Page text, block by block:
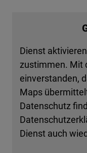
Dienst
zustimmen. Mit
einverstanden,
Maps
Datenschutz
Dienst auch